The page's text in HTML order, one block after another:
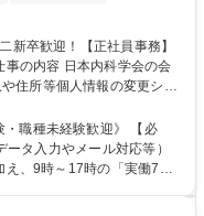
住所等個人情報の変更シス
来的には、各種委員会の運
理・データ
報のシステム登録・更新
問い合わせ対応】 ・会員
・職種未経験歓迎》 【必
タ入力やメール対応等）